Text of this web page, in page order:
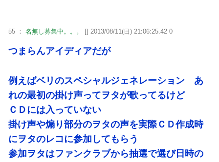
55 ： 名無し募集中。。。 [] 2013/08/11(日) 21:06:25.42 0
つまらんアイディアだが
例えばベリのスペシャルジェネレーション あ
れの最初の掛け声ってヲタが歌ってるけど
ＣＤには入っていない
掛け声や煽り部分のヲタの声を実際ＣＤ作成時
にヲタのレコに参加してもらう
参加ヲタはファンクラブから抽選で選び日時の